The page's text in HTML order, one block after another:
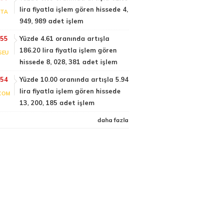
lira fiyatla işlem gören hissede 4,
949, 989 adet işlem
Yüzde 4.61 oranında artışla
186.20 lira fiyatla işlem gören
hissede 8, 028, 381 adet işlem
Yüzde 10.00 oranında artışla 5.94
lira fiyatla işlem gören hissede
13, 200, 185 adet işlem
daha fazla